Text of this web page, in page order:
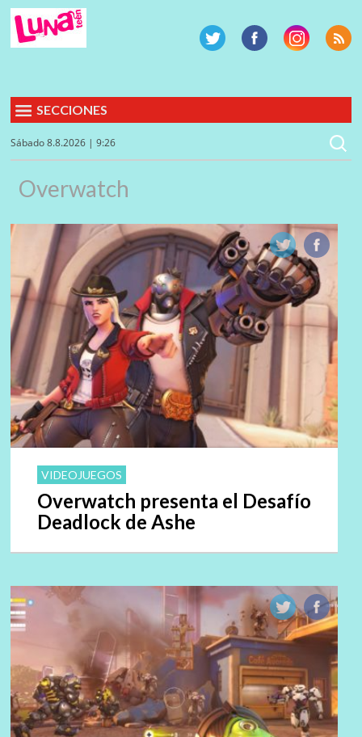
SECCIONES
Sábado 8.8.2026 | 9:26
Overwatch
VIDEOJUEGOS
Overwatch presenta el Desafío
Deadlock de Ashe